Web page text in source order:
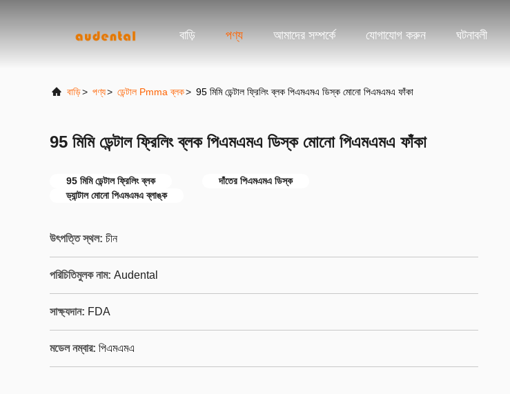
বাড়ি পণ্য আমাদের সম্পর্কে যোগাযোগ করুন ঘটনাবলী
বাড়ি> পণ্য> ডেন্টাল Pmma ব্লক> 95 মিমি ডেন্টাল ফ্রিলিং ব্লক পিএমএমএ ডিস্ক মোনো পিএমএমএ ফাঁকা
95 মিমি ডেন্টাল ফ্রিলিং ব্লক পিএমএমএ ডিস্ক মোনো পিএমএমএ ফাঁকা
95 মিমি ডেন্টাল ফ্রিলিং ব্লক
দাঁতের পিএমএমএ ডিস্ক
ড্যান্টাল মোনো পিএমএমএ ব্লাঙ্ক
উৎপত্তি স্থল: চীন
পরিচিতিমুলক নাম: Audental
সাক্ষ্যদান: FDA
মডেল নম্বার: পিএমএমএ